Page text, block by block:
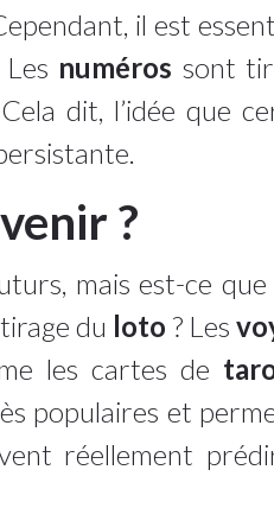
il est
. Les numéros sont
dit, l’idée que
?
mais est-ce
du loto ? Les
les cartes de
populaires et
réellement